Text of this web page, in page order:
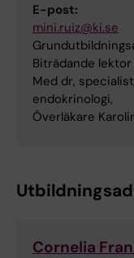
E-post:
mini.ruiz@ki.se
Biträdande lektor
Med dr,
endokrinologi,
Överläkare
Cornelia